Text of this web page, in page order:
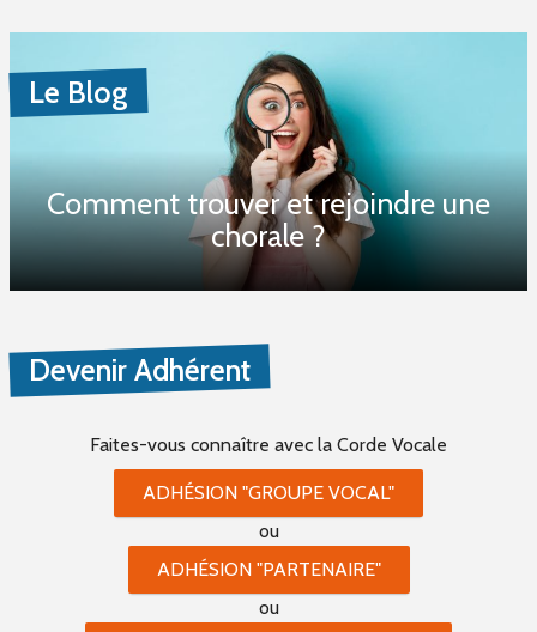
Le Blog
Comment trouver et rejoindre une
chorale ?
Devenir Adhérent
Faites-vous connaître avec la Corde Vocale
ADHÉSION "GROUPE VOCAL"
ou
ADHÉSION "PARTENAIRE"
ou